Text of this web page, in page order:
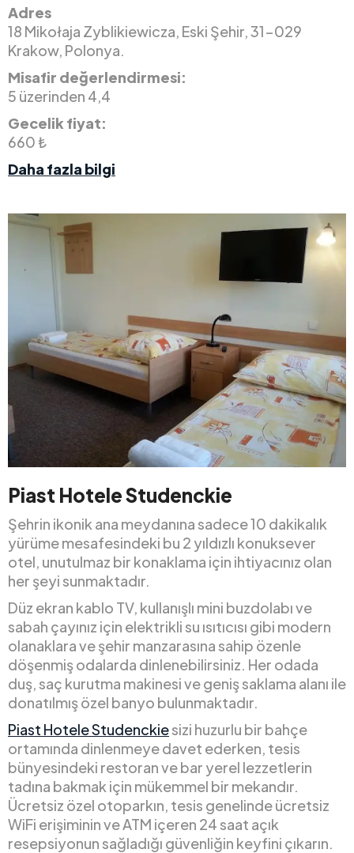
Adres
18 Mikołaja Zyblikiewicza, Eski Şehir, 31-029
Krakow, Polonya.
Misafir değerlendirmesi:
5 üzerinden 4,4
Gecelik fiyat:
660 ₺
Daha fazla bilgi
Piast Hotele Studenckie
Şehrin ikonik ana meydanına sadece 10 dakikalık
yürüme mesafesindeki bu 2 yıldızlı konuksever
otel, unutulmaz bir konaklama için ihtiyacınız olan
her şeyi sunmaktadır.
Düz ekran kablo TV, kullanışlı mini buzdolabı ve
sabah çayınız için elektrikli su ısıtıcısı gibi modern
olanaklara ve şehir manzarasına sahip özenle
döşenmiş odalarda dinlenebilirsiniz. Her odada
duş, saç kurutma makinesi ve geniş saklama alanı ile
donatılmış özel banyo bulunmaktadır.
Piast Hotele Studenckiesizi huzurlu bir bahçe
ortamında dinlenmeye davet ederken, tesis
bünyesindeki restoran ve bar yerel lezzetlerin
tadına bakmak için mükemmel bir mekandır.
Ücretsiz özel otoparkın, tesis genelinde ücretsiz
WiFi erişiminin ve ATM içeren 24 saat açık
resepsiyonun sağladığı güvenliğin keyfini çıkarın.